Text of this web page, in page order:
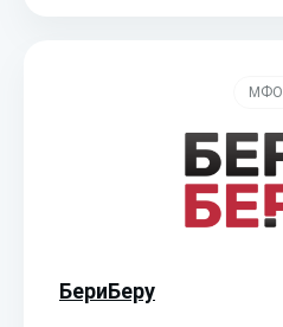
МФО
БериБеру